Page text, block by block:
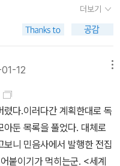
? 지금 경찰서에 가서 신고
들고 다니라고? 걱정하지
쳤어. 우린 막 정글에서 강도
해야 해. 책은 초장에 벌어
칵 뒤집어지는 뉴욕 전체
날갯짓을 하면 뉴욕에 폭풍
간단하게 소개하자. 성공회
사라기보다 선동가이자 사기
번호판이 R로 시작하는 고
[마틴 에덴]을 읽었다. 잔인
나락까지 끌어당겨버릴 것
고 되어 있습니다.-무라카
9.05(네이버 기준)잭 런던
9월◆ 그리스(로도스 섬)로
았다. 아침에 일어나면 해변
책하거나 베란다에 앉아서
미의 이름] 등 가지고 온 책
브 플로베르 지음, 지영화
어린 소년이 이제 나이 들어
. 이이는 살던 곳을 떠나 새
니면 적어도 풀어야 했던 수
지 않겠나. 다만 그것이 나
될지 모를 뿐이지. 3. 리처
족 이야기. 자잘한 재미에
을 맞아 사고를 치고 이제 재
명예의 전당을 둘러볼 계획
앞에서 엄숙하게 무사귀환
수입 백만 달러 이상 벌어
먼 맥코이. 뉴욕에 거주하
흑백과 관계없이, 빈부와 상
표씩의 투표권밖에 행사
자기 잘못 하나 없이 완전
식 비극. 민주주의는 결코 최
심플 스토리> 그간 많이 다
체라면, 동서독으로 나뉘어
늘 참신하다. 29개의 단편斷
양 등으로 타인과 구별된
요인이 감추어져 있다. “핵
안 된다.” “너무나 지독하
싸움에서 주인공이 파괴
(반동 인물)에 의해 정의된
더보기
12
다.이러다간 계획한대로 독
둔 목록을 풀었다. 대체로
니 민음사에서 발행한 전집
붙이기가 먹히는군. <세계